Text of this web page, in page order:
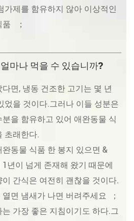
가제를 함유하지 않아 이상적인
품 ；
마나 먹을 수 있습니까?
면, 냉동 건조한 고기는 몇 년
었을 것이다.그러나 이들 성분은
을 함유하고 있어 애완동물 식
초래한다.
동물 식품 한 봉지 있으면 &
년이 넘게 존재해 왔기 때문에
간식은 여전히 괜찮을 것이다.
면 냄새가 나면 버려주세요 ；
가장 좋은 지침이기도 하다.그